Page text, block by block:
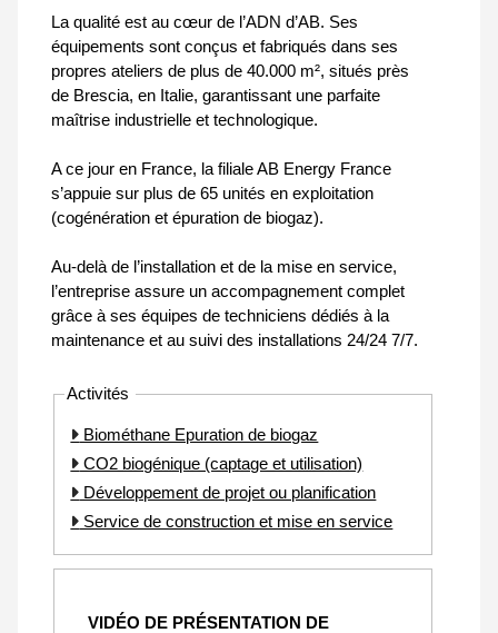
La qualité est au cœur de l’ADN d’AB. Ses
équipements sont conçus et fabriqués dans ses
propres ateliers de plus de 40.000 m², situés près
de Brescia, en Italie, garantissant une parfaite
maîtrise industrielle et technologique.
A ce jour en France, la filiale AB Energy France
s’appuie sur plus de 65 unités en exploitation
(cogénération et épuration de biogaz).
Au-delà de l’installation et de la mise en service,
l’entreprise assure un accompagnement complet
grâce à ses équipes de techniciens dédiés à la
maintenance et au suivi des installations 24/24 7/7.
Activités
Biométhane Epuration de biogaz
CO2 biogénique (captage et utilisation)
Développement de projet ou planification
Service de construction et mise en service
VIDÉO DE PRÉSENTATION DE